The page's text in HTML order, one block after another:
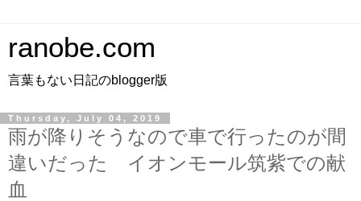
ranobe.com
言葉もない日記のblogger版
Thursday, July 04, 2019
雨が降りそうなので車で行ったのが間
違いだった イオンモール筑紫での献
血